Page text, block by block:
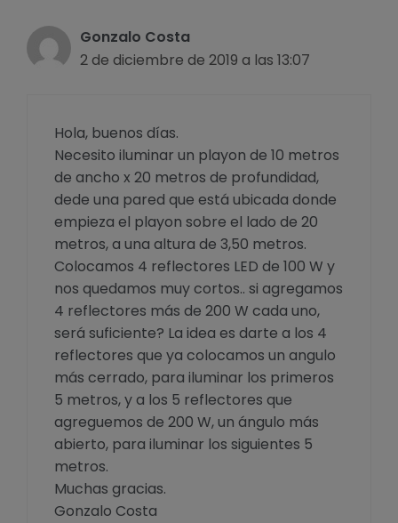
Gonzalo Costa
2 de diciembre de 2019 a las 13:07
Hola, buenos días.
Necesito iluminar un playon de 10 metros
de ancho x 20 metros de profundidad,
dede una pared que está ubicada donde
empieza el playon sobre el lado de 20
metros, a una altura de 3,50 metros.
Colocamos 4 reflectores LED de 100 W y
nos quedamos muy cortos.. si agregamos
4 reflectores más de 200 W cada uno,
será suficiente? La idea es darte a los 4
reflectores que ya colocamos un angulo
más cerrado, para iluminar los primeros
5 metros, y a los 5 reflectores que
agreguemos de 200 W, un ángulo más
abierto, para iluminar los siguientes 5
metros.
Muchas gracias.
Gonzalo Costa